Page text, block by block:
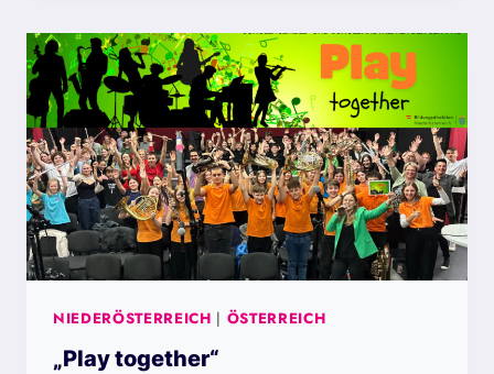
ST.
LEONHARD/FORST
NIEDERÖSTERREICH | ÖSTERREICH
„Play together“